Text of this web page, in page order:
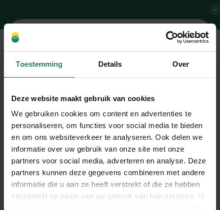
Toestemming Details Over
Deze website maakt gebruik van cookies
We gebruiken cookies om content en advertenties te
personaliseren, om functies voor social media te bieden
en om ons websiteverkeer te analyseren. Ook delen we
informatie over uw gebruik van onze site met onze
partners voor social media, adverteren en analyse. Deze
partners kunnen deze gegevens combineren met andere
informatie die u aan ze heeft verstrekt of die ze hebben
verzameld op basis van uw gebruik van hun services. U
Probeer het later nog
eens!
Helaas is het even niet mogelijk om je in te
schrijven bij SharePeople vanwege een
aanpassing aan het systeem.
Lukt het meermaals niet? Neem dan contact op
via contact@sharepeople.nl